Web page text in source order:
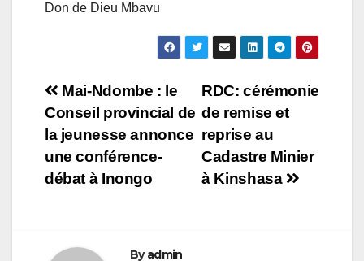
Don de Dieu Mbavu
Navigation
de
l’article
RDC: cérémonie
de remise et
reprise au
Cadastre Minier
à Kinshasa
Mai-Ndombe : le
Conseil provincial de
la jeunesse annonce
une conférence-
débat à Inongo
Byadmin